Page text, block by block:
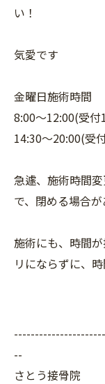
い！
気愛です
金曜日施術時間
8:00〜12:00(受付
14:30〜20:00(受
急遽、施術時間
で、閉める場合
施術にも、時間
リにならずに、
--
さとう接骨院